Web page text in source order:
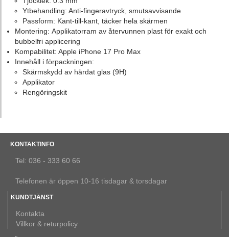
Ytbehandling: Anti-fingeravtryck, smutsavvisande
Passform: Kant-till-kant, täcker hela skärmen
Montering: Applikatorram av återvunnen plast för exakt och
bubbelfri applicering
Kompabilitet: Apple iPhone 17 Pro Max
Innehåll i förpackningen:
Skärmskydd av härdat glas (9H)
Applikator
Rengöringskit
KONTAKTINFO
Tel: 036 - 333 60 66
Telefonen är öppen 10-16 tisdagar & torsdagar
KUNDTJÄNST
Kontakta
Villkor & returpolicy